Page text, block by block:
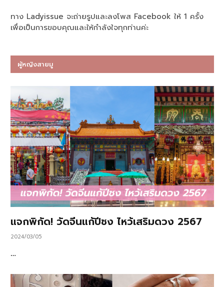
ทาง Ladyissue จะถ่ายรูปและลงโพส Facebook ให้ 1 ครั้ง
เพื่อเป็นการขอบคุณและให้กำลังใจทุกท่านค่ะ
ผู้หญิงสายมู
แจกพิกัด! วัดจีนแก้ปีชง ไหว้เสริมดวง 2567
2024/03/05
…